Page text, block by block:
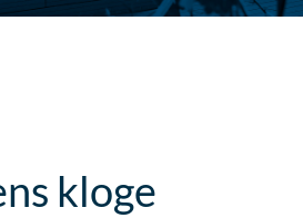
kloge